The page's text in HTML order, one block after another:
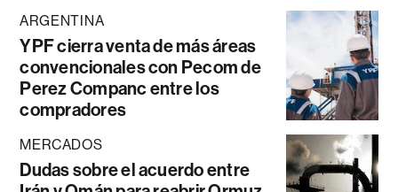
ARGENTINA
YPF cierra venta de más áreas
convencionales con Pecom de
Perez Companc entre los
compradores
MERCADOS
Dudas sobre el acuerdo entre